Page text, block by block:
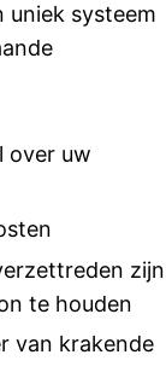
uniek systeem
over uw
zijn
te houden
van krakende